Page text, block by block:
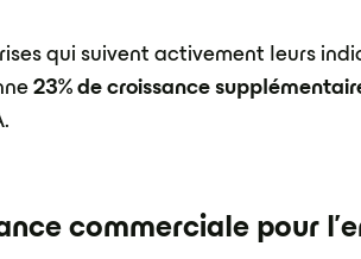
qui suivent activement leurs
23% de croissance
commerciale pour